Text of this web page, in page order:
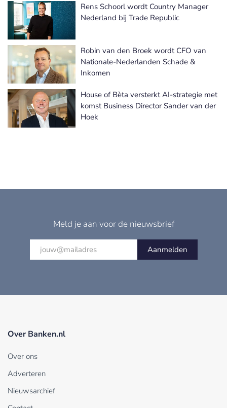
Meer Benoemingen nieuws
Rens Schoorl wordt Country Manager
Nederland bij Trade Republic
Robin van den Broek wordt CFO van
Nationale-Nederlanden Schade &
Inkomen
House of Bèta versterkt AI-strategie met
komst Business Director Sander van der
Hoek
Meld je aan voor de nieuwsbrief
Aanmelden
Over Banken.nl
Over ons
Adverteren
Nieuwsarchief